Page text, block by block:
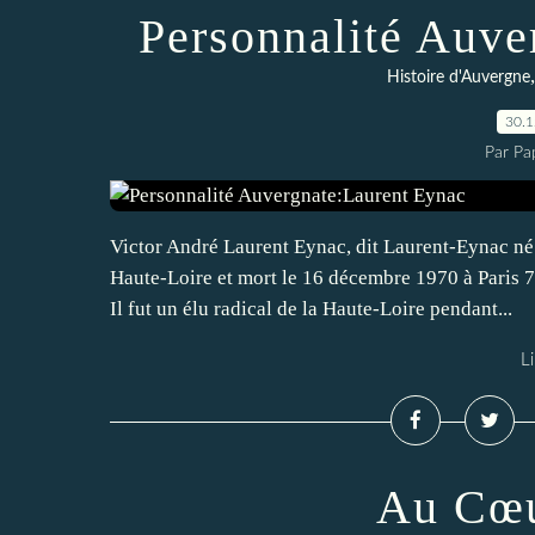
Personnalité
Histoire d'Auvergne
Par
Victor André Laurent Eynac, dit Laurent-Eynac
Haute-Loire et mort le 16 décembre 1970 à
Il fut un élu radical de la Haute-Loire pendant...
Au